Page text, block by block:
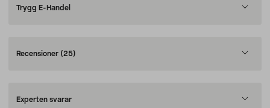
Trygg E-Handel
Recensioner (25)
Experten svarar